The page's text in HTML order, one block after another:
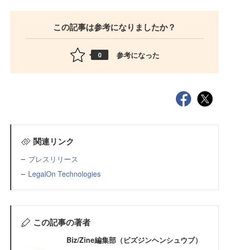
この記事は参考になりましたか？
0 参考になった
関連リンク
プレスリリース
LegalOn Technologies
この記事の著者
Biz/Zine編集部（ビズジンヘンシュウブ）